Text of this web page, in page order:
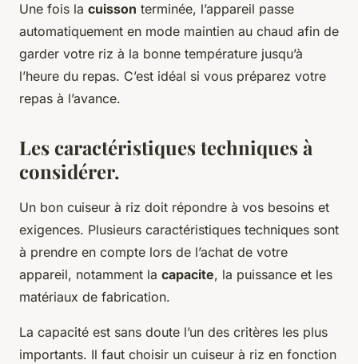
Une fois la cuisson terminée, l’appareil passe
automatiquement en mode maintien au chaud afin de
garder votre riz à la bonne température jusqu’à
l’heure du repas. C’est idéal si vous préparez votre
repas à l’avance.
Les caractéristiques techniques à
considérer.
Un bon cuiseur à riz doit répondre à vos besoins et
exigences. Plusieurs caractéristiques techniques sont
à prendre en compte lors de l’achat de votre
appareil, notamment la capacite, la puissance et les
matériaux de fabrication.
La capacité est sans doute l’un des critères les plus
importants. Il faut choisir un cuiseur à riz en fonction